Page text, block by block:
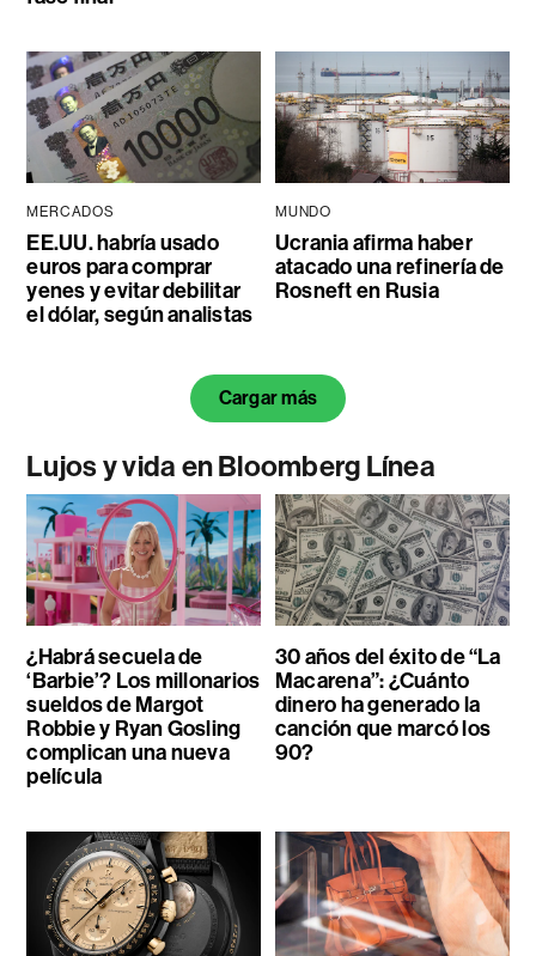
MERCADOS
EE.UU. habría usado
euros para comprar
yenes y evitar debilitar
el dólar, según analistas
MUNDO
Ucrania afirma haber
atacado una refinería de
Rosneft en Rusia
Cargar más
Lujos y vida en Bloomberg Línea
¿Habrá secuela de
‘Barbie’? Los millonarios
sueldos de Margot
Robbie y Ryan Gosling
complican una nueva
película
30 años del éxito de “La
Macarena”: ¿Cuánto
dinero ha generado la
canción que marcó los
90?